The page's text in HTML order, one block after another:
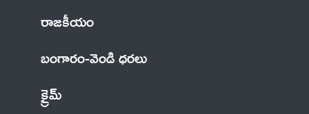
రాజకీయం
బంగారం-వెండి ధరలు
క్రైమ్